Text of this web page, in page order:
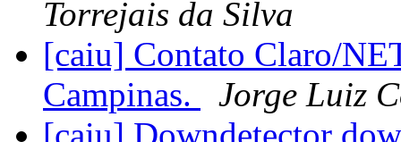
Torrejais da Silva
[caiu] Contato Claro/
Campinas.
Jorge Luiz